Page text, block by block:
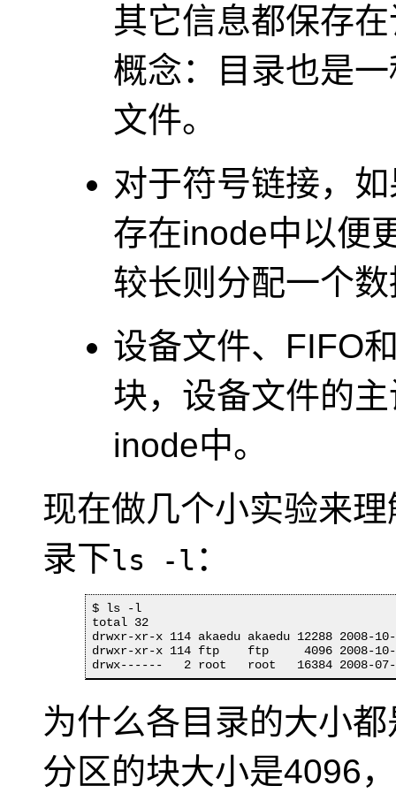
其它信息都保存
概念：目录也是
文件。
对于符号链接，
存在inode中以便
较长则分配一个
设备文件、FIFO
块，设备文件的
inode中。
现在做几个小实验来
录下ls -l ：
$ ls -l
total 32
drwxr-xr-x 114 akaedu akaedu 12288 2008-
drwxr-xr-x 114 ftp    ftp     4096 2008-
drwx------   2 root   root   16384 2008-07-
为什么各目录的大小
分区的块大小是4096